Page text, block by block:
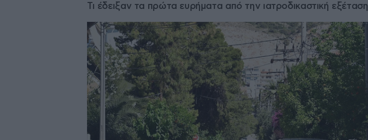
Τι έδειξαν τα πρώτα ευρήματα από την ιατροδικαστική εξέταση